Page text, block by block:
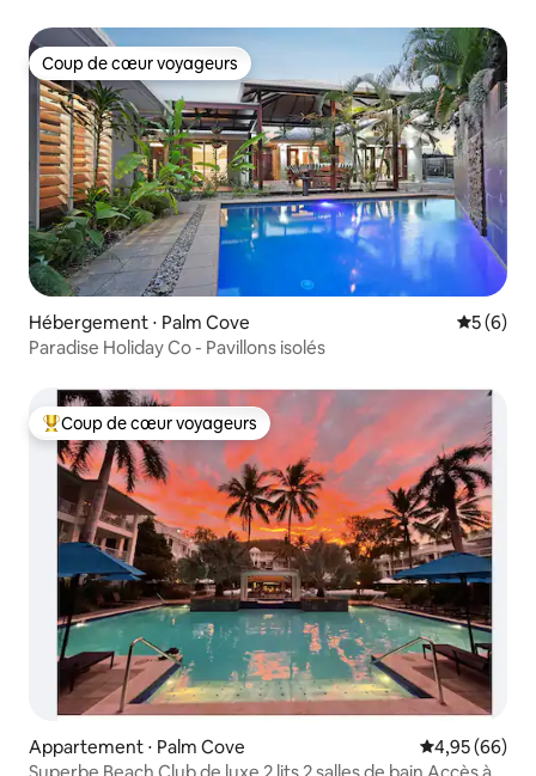
Coup de cœur voyageurs
Coup de cœur voyageurs
Hébergement ⋅ Palm Cove
5 (6)
Paradise Holiday Co - Pavillons isolés
Coups de cœur voyageurs les plus appréciés
Coup de cœur voyageurs
Appartement ⋅ Palm Cove Évaluation
4,95 (66)